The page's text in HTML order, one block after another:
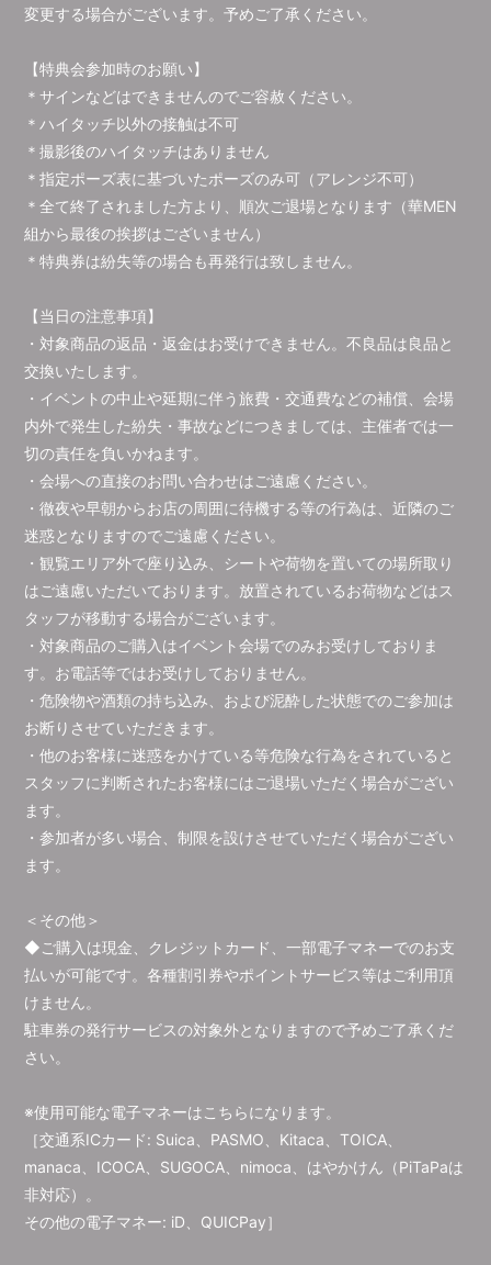
変更する場合がございます。予めご了承ください。
【特典会参加時のお願い】
＊サインなどはできませんのでご容赦ください。
＊ハイタッチ以外の接触は不可
＊撮影後のハイタッチはありません
＊指定ポーズ表に基づいたポーズのみ可（アレンジ不可）
＊全て終了されました方より、順次ご退場となります（華MEN
組から最後の挨拶はございません）
＊特典券は紛失等の場合も再発行は致しません。
【当日の注意事項】
・対象商品の返品・返金はお受けできません。不良品は良品と
交換いたします。
・イベントの中止や延期に伴う旅費・交通費などの補償、会場
内外で発生した紛失・事故などにつきましては、主催者では一
切の責任を負いかねます。
・会場への直接のお問い合わせはご遠慮ください。
・徹夜や早朝からお店の周囲に待機する等の行為は、近隣のご
迷惑となりますのでご遠慮ください。
・観覧エリア外で座り込み、シートや荷物を置いての場所取り
はご遠慮いただいております。放置されているお荷物などはス
タッフが移動する場合がございます。
・対象商品のご購入はイベント会場でのみお受けしておりま
す。お電話等ではお受けしておりません。
・危険物や酒類の持ち込み、および泥酔した状態でのご参加は
お断りさせていただきます。
・他のお客様に迷惑をかけている等危険な行為をされていると
スタッフに判断されたお客様にはご退場いただく場合がござい
ます。
・参加者が多い場合、制限を設けさせていただく場合がござい
ます。
＜その他＞
◆ご購入は現金、クレジットカード、一部電子マネーでのお支
払いが可能です。各種割引券やポイントサービス等はご利用頂
けません。
駐車券の発行サービスの対象外となりますので予めご了承くだ
さい。
※使用可能な電子マネーはこちらになります。
［交通系ICカード: Suica、PASMO、Kitaca、TOICA、
manaca、ICOCA、SUGOCA、nimoca、はやかけん（PiTaPaは
非対応）。
その他の電子マネー: iD、QUICPay］